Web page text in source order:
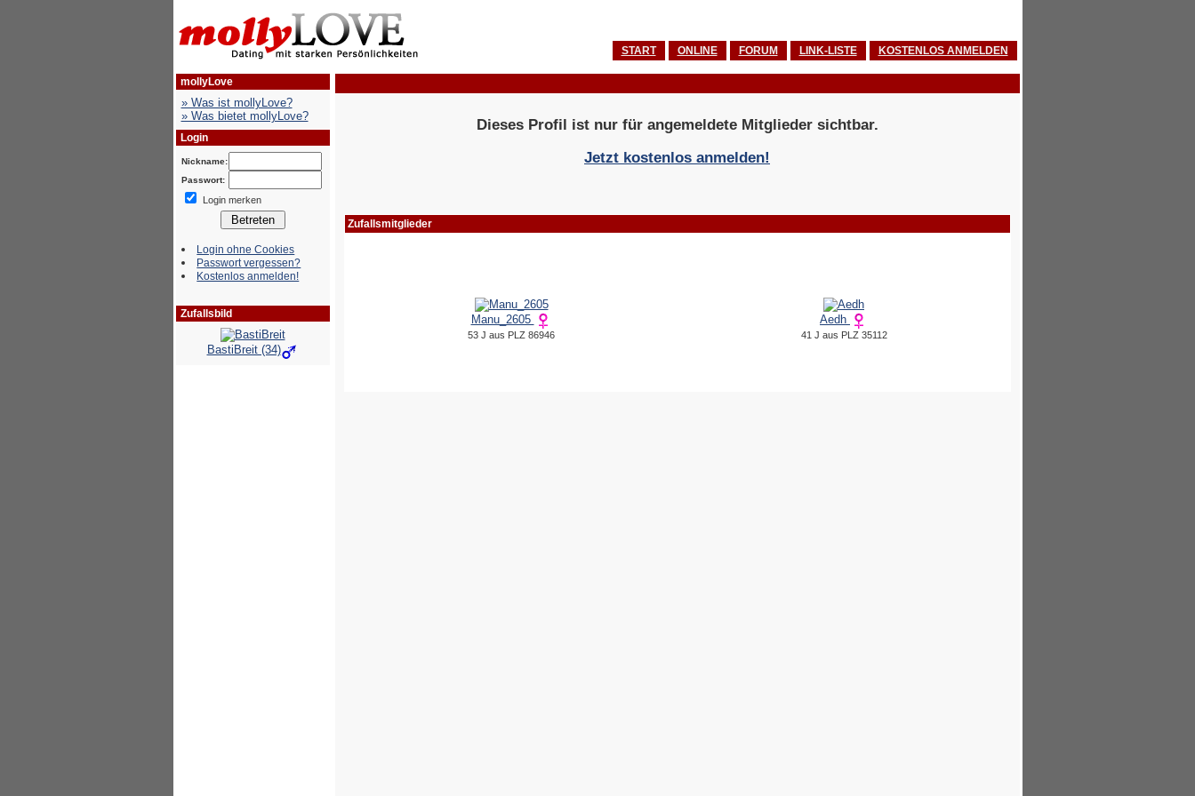
START ONLINE FORUM LINK-LISTE KOSTENLOS ANMELDEN
mollyLove
» Was ist mollyLove?
» Was bietet mollyLove?
Login
Nickname:
Passwort:
Login merken
Login ohne Cookies
Passwort vergessen?
Kostenlos anmelden!
Zufallsbild
BastiBreit (34)
Dieses Profil ist nur für angemeldete Mitglieder sichtbar.
Jetzt kostenlos anmelden!